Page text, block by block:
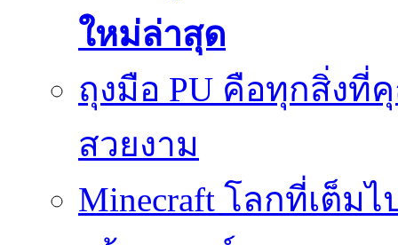
ใหม่ล่าสุด
ถุงมือ PU คือทุกสิ่งที่
สวยงาม
Minecraft โลกที่เต็ม